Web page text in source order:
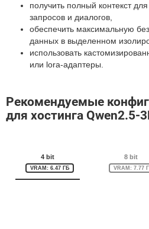
получить полный контекст
запросов и диалогов,
обеспечить максимальную
данных в выделенном
использовать
или lora-адаптеры.
Рекомендуемые
для хостинга Qwen2.5-
4 bit
VRAM: 6.47 ГБ
8 bit
VRAM: 7.77